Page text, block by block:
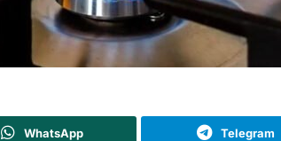
WhatsApp Telegram